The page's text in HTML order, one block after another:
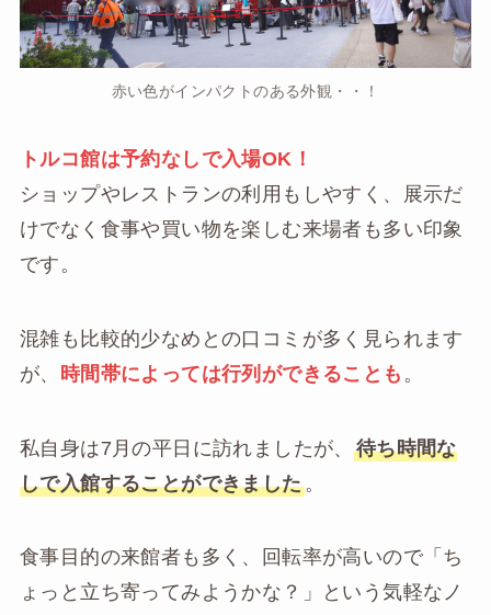
赤い色がインパクトのある外観・・！
トルコ館は予約なしで入場OK！
ショップやレストランの利用もしやすく、展示だ
けでなく食事や買い物を楽しむ来場者も多い印象
です。
混雑も比較的少なめとの口コミが多く見られます
が、
時間帯によっては行列ができることも 。
私自身は7月の平日に訪れましたが、 待ち時間な
しで入館することができました。
食事目的の来館者も多く、回転率が高いので「ち
ょっと立ち寄ってみようかな？」という気軽なノ